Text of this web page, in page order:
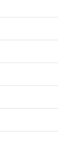
лагерь
ГК "Егоза" г.